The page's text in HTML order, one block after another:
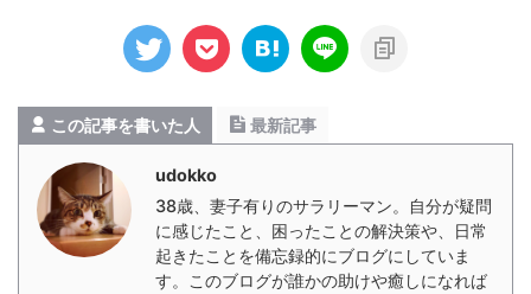
じます。夜
も良さそうだったので、日常使いは
50mm一本。子どものイベントではや
はり望遠がいるので、DXモードで望
判断でした。 まだ手になじんでい ...
この記事を書いた人 最新記事
udokko
38歳、妻子有りのサラリーマン。自分が疑問
に感じたこと、困ったことの解決策や、日常
起きたことを備忘録的にブログにしていま
す。このブログが誰かの助けや癒しになれば